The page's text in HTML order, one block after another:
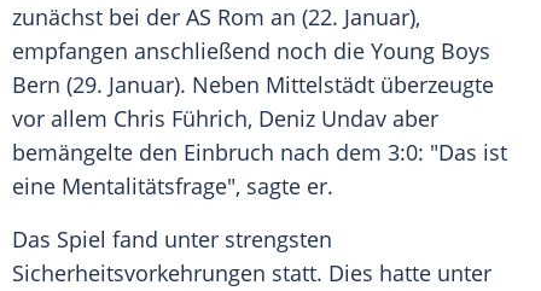
zunächst bei der AS Rom an (22. Januar),
empfangen anschließend noch die Young Boys
Bern (29. Januar). Neben Mittelstädt überzeugte
vor allem Chris Führich, Deniz Undav aber
bemängelte den Einbruch nach dem 3:0: "Das ist
eine Mentalitätsfrage", sagte er.
Das Spiel fand unter strengsten
Sicherheitsvorkehrungen statt. Dies hatte unter